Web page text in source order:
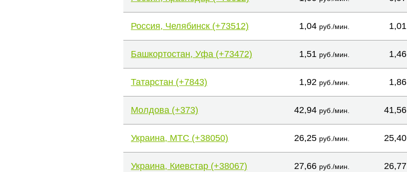
Россия, Челябинск (+73512) 1,04 руб./мин. 1,01
Башкортостан, Уфа (+73472) 1,51 руб./мин. 1,46
Татарстан (+7843) 1,92 руб./мин. 1,86
Молдова (+373) 42,94 руб./мин. 41,56
Украина, МТС (+38050) 26,25 руб./мин. 25,40
Украина, Киевстар (+38067) 27,66 руб./мин. 26,77